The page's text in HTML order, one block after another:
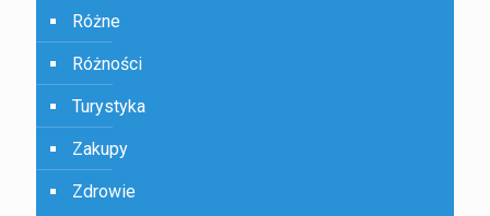
Różne
Różności
Turystyka
Zakupy
Zdrowie